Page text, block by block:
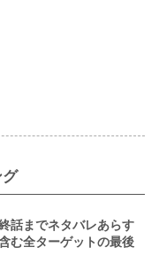
話までネタバレあらす
む全ターゲットの最後